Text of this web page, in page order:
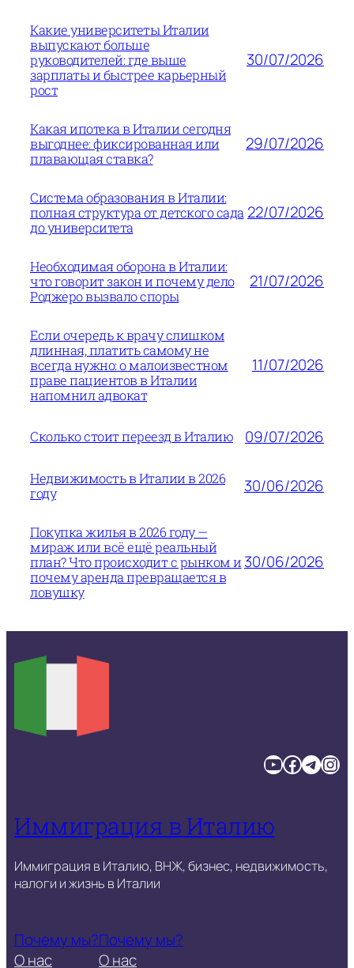
Какие университеты Италии
выпускают больше
руководителей: где выше
зарплаты и быстрее карьерный
рост
30/07/2026
Какая ипотека в Италии сегодня
выгоднее: фиксированная или
плавающая ставка?
29/07/2026
Система образования в Италии:
полная структура от детского сада
до университета
22/07/2026
Необходимая оборона в Италии:
что говорит закон и почему дело
Роджеро вызвало споры
21/07/2026
Если очередь к врачу слишком
длинная, платить самому не
всегда нужно: о малоизвестном
праве пациентов в Италии
напомнил адвокат
11/07/2026
Сколько стоит переезд в Италию 09/07/2026
Недвижимость в Италии в 2026
году
30/06/2026
Покупка жилья в 2026 году —
мираж или всё ещё реальный
план? Что происходит с рынком и
почему аренда превращается в
ловушку
30/06/2026
YouTube Facebook TelegramInstagram
Иммиграция в Италию
Иммиграция в Италию, ВНЖ, бизнес, недвижимость,
налоги и жизнь в Италии
Почему мы?
О нас
Почему мы?
О нас